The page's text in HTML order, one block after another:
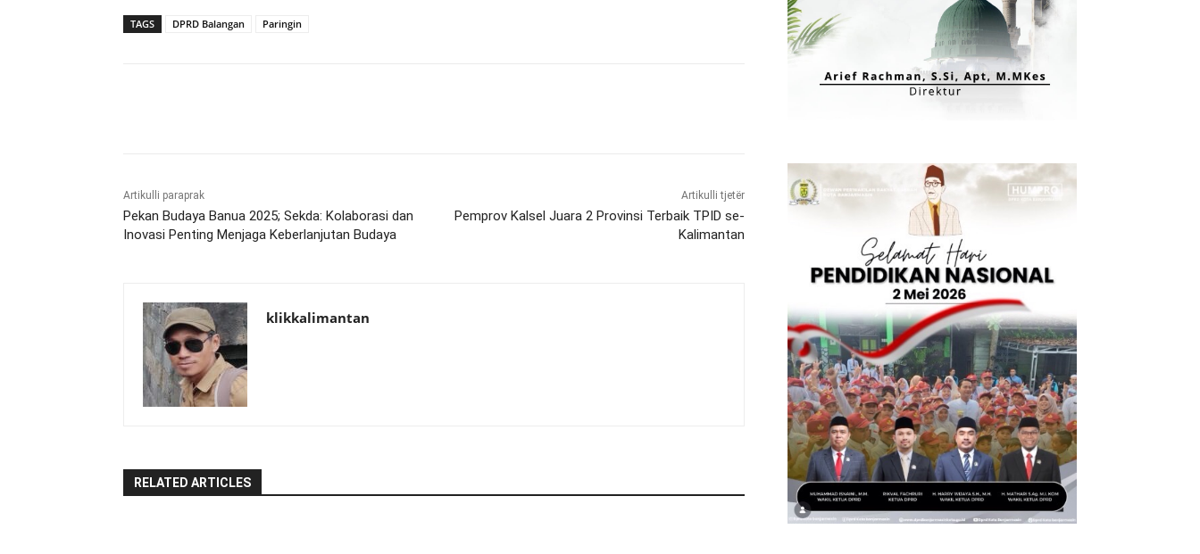
TAGS DPRD Balangan Paringin
Artikulli paraprak
Pekan Budaya Banua 2025; Sekda: Kolaborasi dan
Inovasi Penting Menjaga Keberlanjutan Budaya
Artikulli tjetër
Pemprov Kalsel Juara 2 Provinsi Terbaik TPID se-
Kalimantan
klikkalimantan
RELATED ARTICLES